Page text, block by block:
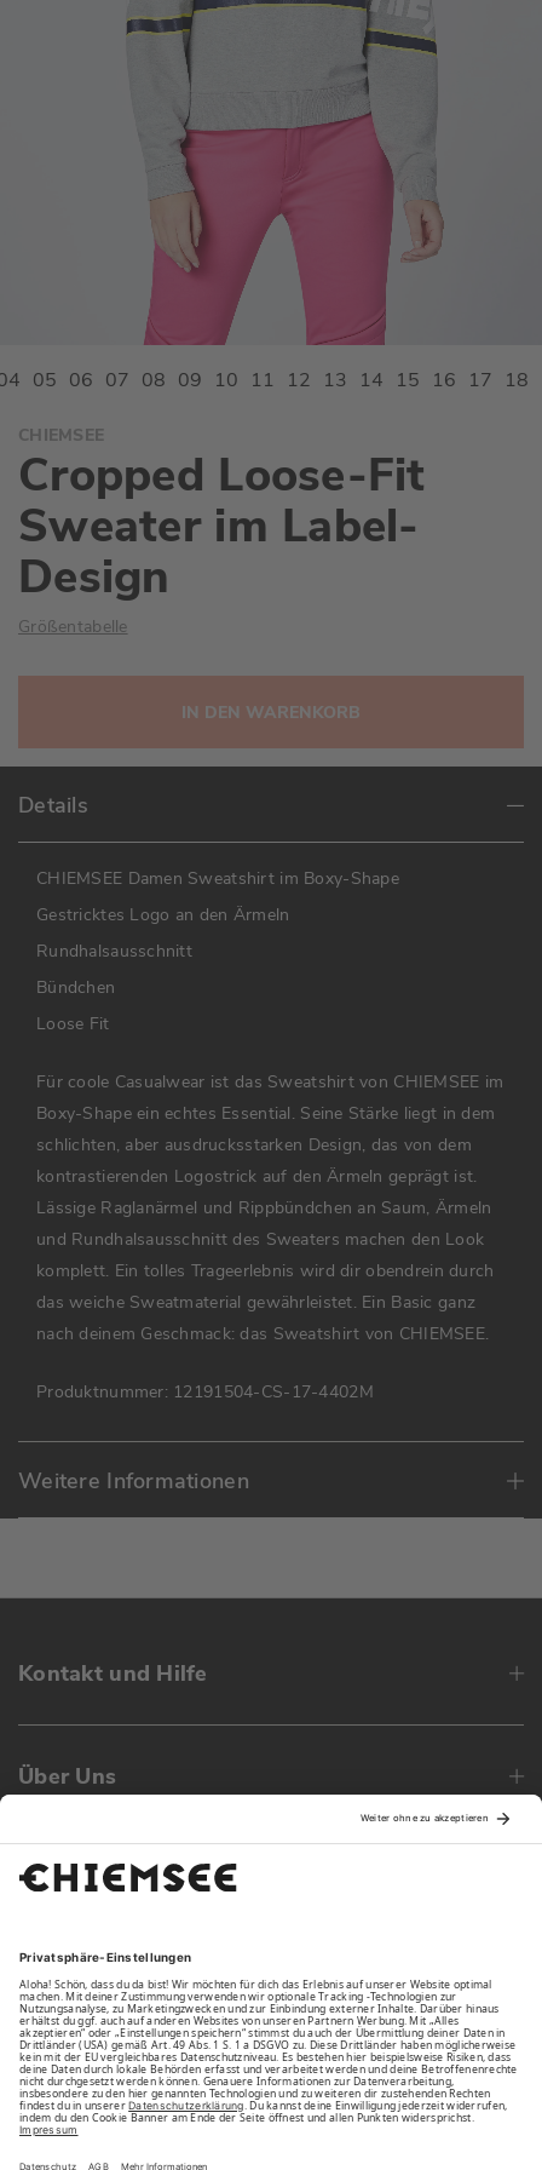
Anfang
der
Bildgalerie
springen
CHIEMSEE
Cropped Loose-Fit
Sweater im Label-
Design
Größentabelle
IN DEN WARENKORB
Details
CHIEMSEE Damen Sweatshirt im Boxy-Shape
Gestricktes Logo an den Ärmeln
Rundhalsausschnitt
Bündchen
Loose Fit
Für coole Casualwear ist das Sweatshirt von CHIEMSEE im
Boxy-Shape ein echtes Essential. Seine Stärke liegt in dem
schlichten, aber ausdrucksstarken Design, das von dem
kontrastierenden Logostrick auf den Ärmeln geprägt ist.
Lässige Raglanärmel und Rippbündchen an Saum, Ärmeln
und Rundhalsausschnitt des Sweaters machen den Look
komplett. Ein tolles Trageerlebnis wird dir obendrein durch
das weiche Sweatmaterial gewährleistet. Ein Basic ganz
nach deinem Geschmack: das Sweatshirt von CHIEMSEE.
Produktnummer: 12191504-CS-17-4402M
Weitere Informationen
Kontakt und Hilfe
Über Uns
Family
Unsere Vorteile
Unsere Partner